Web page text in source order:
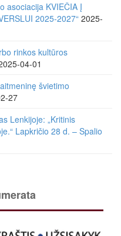
asociacija KVIEČIA Į
2025-2027“ 2025-
rinkos kultūros
04-01
švietimo
27
Lenkijoje: „Kritinis
Lapkričio 28 d. – Spalio